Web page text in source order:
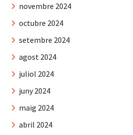
novembre 2024
octubre 2024
setembre 2024
agost 2024
juliol 2024
juny 2024
maig 2024
abril 2024